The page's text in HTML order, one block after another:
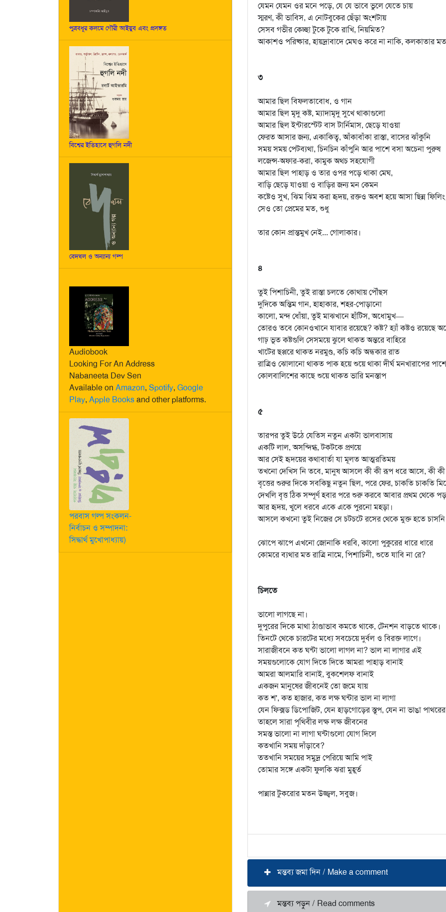
পুত্রবধূর কলমে গৌরী আইয়ুব এবং প্রসঙ্গত
বিশ্বের ইতিহাসে হুগলি নদী
বেদখল ও অন্যান্য গল্প
Audiobook
Looking For An Address
Nabaneeta Dev Sen
Available on Amazon, Spotify, Google
Play, Apple Booksand other platforms.
পরবাস গল্প সংকলন-
নির্বাচন ও সম্পাদনা:
সিদ্ধার্থ মুখোপাধ্যায়)
যেমন যেমন ওর মনে পড়ে, যে যে ভাবে ভুলে যেতে চায়
স্মরণ, কী ভাবিস, এ নোটবুকের ছেঁড়া অংশটায়
সেসব গভীর কেচ্ছা টুকে টুকে রাখি, নিয়মিত?
আকাশও পরিষ্কার, হায়দ্রাবাদে মেঘও করে না নাকি, কলকাতার
৩
আমার ছিল বিফলতাবোধ, ও গান
আমার ছিল মৃদু কষ্ট, ম্যাদামৃদু সুখে থাকাগুলো
আমার ছিল ইন্টারস্টেট বাস টার্নিমাস, ছেড়ে যাওয়া
ফেরত আসার জন্য, একাকিত্ব, আঁকাবাঁকা রাস্তা, বাসের ঝাঁকুনি
সময় সময় পেটব্যথা, চিনচিন কাঁপুনি আর পাশে বসা অচেনা পুরুষ
লজেন্স-অফার-করা, কামুক অথচ সহযোগী
আমার ছিল পাহাড় ও তার ওপর পড়ে থাকা মেঘ,
বাড়ি ছেড়ে যাওয়া ও বাড়ির জন্য মন কেমন
কষ্টেও সুখ, ঝিম ঝিম করা হৃদয়, রক্তও অবশ হয়ে আসা ছিন্ন
সেও তো প্রেমের মত, শুধু
তার কোন প্রান্তমুখ নেই... গোলাকার।
৪
তুই পিশাচিনী, তুই রাস্তা চলতে কোথায় পৌঁছস
দুদিকে অন্তিম গান, হাহাকার, শহর-পোড়ানো
কালো, মন্দ ধোঁয়া, তুই মাঝখানে হাঁটিস, অধোমুখ—
তোরও তবে কোনওখানে যাবার রয়েছে? কষ্ট? হ্যাঁ কষ্টও রয়েছে
গাঢ় ভূত কষ্টগুলি সেসময়ে ঝুলে থাকত অন্তরে বাহিরে
খাটের ছপ্পরে থাকত নরমুণ্ড, কচি কচি অন্ধকার রাত
রাত্রিও ঝোলানো থাকত পাক হয়ে শুয়ে থাকা দীর্ঘ মনখারাপের
কোলবালিশের কাছে শুয়ে থাকত ভারি মনস্তাপ
৫
তারপর তুই উঠে যেতিস নতুন একটা ভালবাসায়
একটি লাল, অসন্দিগ্ধ, টকটকে প্রণয়ে
আর সেই হৃদয়ের কথাবার্তা যা মূলত আত্মরতিময়
তখনো দেখিস নি তবে, মানুষ আসলে কী কী রূপ ধরে আসে, কী
বৃত্তের শুরুর দিকে সবকিছু নতুন ছিল, পরে ফের, চাকতি চাকতি
দেখলি বৃত্ত ঠিক সম্পূর্ণ হবার পরে শুরু করবে আবার প্রথম থেকে
আর হৃদয়, খুলে ধরবে একে একে পুরনো মহড়া।
আসলে কখনো তুই নিজের সে চটচটে রসের থেকে মুক্ত হতে
ঝোপে ঝাপে এখনো জোনাকি ধরবি, কালো পুকুরের ধারে ধারে
কোমরে ব্যথার মত রাত্রি নামে, পিশাচিনী, শুতে যাবি না রে?
চিলতে
ভালো লাগছে না।
দুপুরের দিকে মাথা ঠাণ্ডাভাব কমতে থাকে, টেনশন বাড়তে থাকে।
তিনটে থেকে চারটের মধ্যে সবচেয়ে দুর্বল ও বিরক্ত লাগে।
সারাজীবনে কত ঘন্টা ভালো লাগল না? ভাল না লাগার এই
সময়গুলোকে যোগ দিতে দিতে আমরা পাহাড় বানাই
আমরা আলমারি বানাই, বুকশেলফ বানাই
একজন মানুষের জীবনেই তো জমে যায়
কত শ', কত হাজার, কত লক্ষ ঘন্টার ভাল না লাগা
যেন ফিক্সড ডিপোজিট, যেন হাড়গোড়ের স্তূপ, যেন না ভাঙা
তাহলে সারা পৃথিবীর লক্ষ লক্ষ জীবনের
সমস্ত ভালো না লাগা ঘন্টাগুলো যোগ দিলে
কতখানি সময় দাঁড়াবে?
ততখানি সময়ের সমুদ্র পেরিয়ে আমি পাই
তোমার সঙ্গে একটা ফুলকি ঝরা মুহূর্ত
পান্নার টুকরোর মতন উজ্জ্বল, সবুজ।
মন্তব্য জমা দিন / Make a comment
মন্তব্য পড়ুন / Read comments